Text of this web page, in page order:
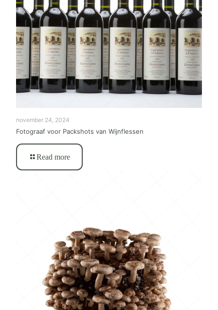
november 24, 2024
Fotograaf voor Packshots van Wijnflessen
Read more